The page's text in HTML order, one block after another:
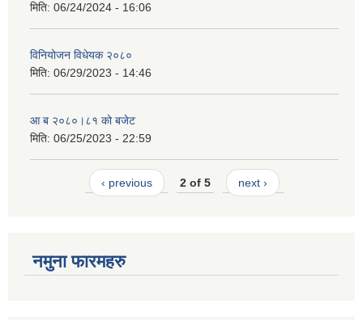
मिति: 06/24/2024 - 16:06
विनियोजन विधेयक २०८०
मिति: 06/29/2023 - 14:46
आ ब २०८०।८१ को बजेट
मिति: 06/25/2023 - 22:59
‹ previous 2 of 5 next ›
नमुना फारमहरु